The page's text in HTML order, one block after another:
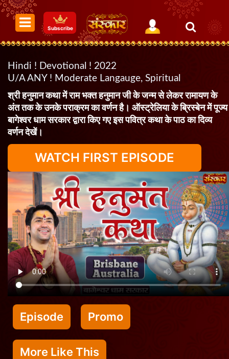
Subscribe
Hindi ! Devotional ! 2022
U/A ANY ! Moderate Langauge, Spiritual
श्री हनुमान कथा में राम भक्त हनुमान जी के जन्म से लेकर रामायण के
अंत तक के उनके पराक्रम का वर्णन है। ऑस्ट्रेलिया के ब्रिस्बेन में पूज्य
बागेश्वर धाम सरकार द्वारा किए गए इस पवित्र कथा के पाठ का दिव्य
वर्णन देखें।
WATCH FIRST EPISODE
Episode Promo
More Like This